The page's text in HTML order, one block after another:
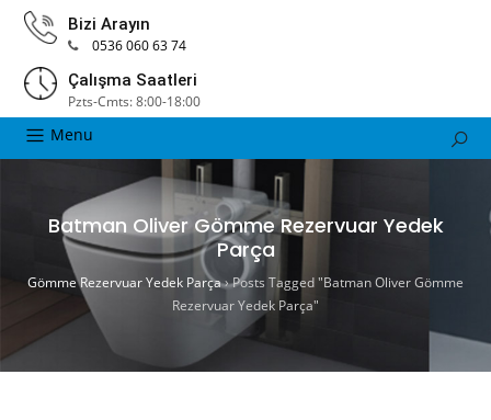
Bizi Arayın
0536 060 63 74
Çalışma Saatleri
Pzts-Cmts: 8:00-18:00
Menu
Batman Oliver Gömme Rezervuar Yedek
Parça
Gömme Rezervuar Yedek Parça›Posts Tagged "Batman Oliver Gömme
Rezervuar Yedek Parça"